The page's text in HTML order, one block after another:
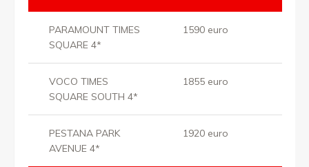
PARAMOUNT TIMES
SQUARE 4*
1590 euro
VOCO TIMES
SQUARE SOUTH 4*
1855 euro
PESTANA PARK
AVENUE 4*
1920 euro